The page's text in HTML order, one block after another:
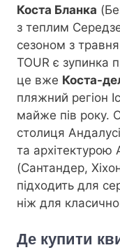
Коста Бланка
з теплим
сезоном з
TOUR є зупинка
це вже Коста-
пляжний регіон
майже пів року.
столиця
та архітектурою
(Сантандер,
підходить для
ніж для
Де купити